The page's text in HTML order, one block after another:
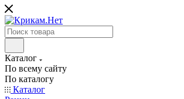
Каталог
По всему сайту
По каталогу
Каталог